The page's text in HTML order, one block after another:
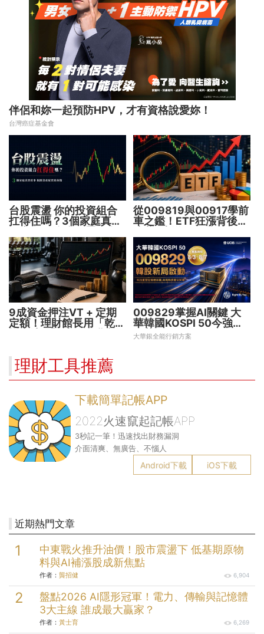
伴侶和妳一起預防HPV，才有資格說愛妳！
台灣癌症基金會
台股震盪 你的投資組合
扛得住嗎？3個家庭真實
傷
從009819與00917學前
車之鑑！ETF狂漲背後
9成資金押注VT + 定期
定額！理財館長用「乾淨
009829掌握AI關鍵 大
華韓國KOSPI 50今強勢
開募
大華銀全能行銷方案
理財工具推薦
下載簡單記帳APP
2022火速竄起記帳APP
3秒記一筆！迅速找出財務漏洞
介面清爽、無廣告、不惱人
Android下載 iOS下載
近期熱門文章
中東戰火推升油價！股市震盪下 低基期原物
料與AI補漲股成新焦點
作者： 龔招健 6,904
盤點2026 AI隱形冠軍！電力、傳輸與記憶體
3大主線 誰成最大贏家？
作者： 黃士育 6,269